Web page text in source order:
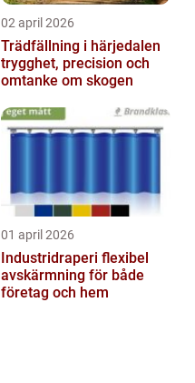
02 april 2026
Trädfällning i härjedalen
trygghet, precision och
omtanke om skogen
01 april 2026
Industridraperi flexibel
avskärmning för både
företag och hem